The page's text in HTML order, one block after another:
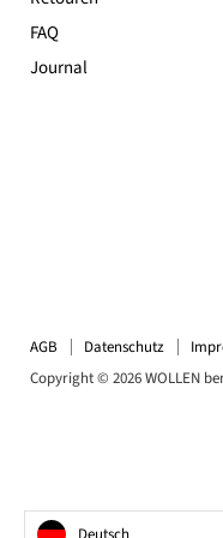
FAQ
Journal
AGB Datenschutz
Copyright © 2026 WOLLEN